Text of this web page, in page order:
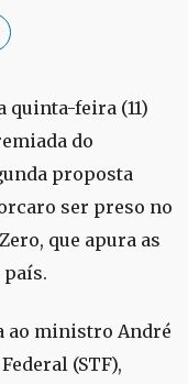
quinta-feira (11)
do
proposta
ser preso no
que apura as
ao ministro André
(STF),